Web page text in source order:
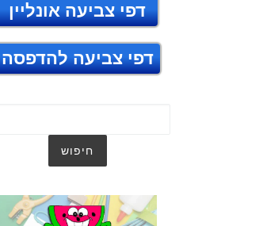
דפי צביעה אונליין
דפי צביעה להדפסה